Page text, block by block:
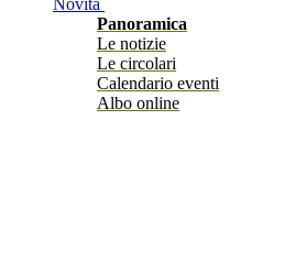
Novità
Panoramica
Le notizie
Le circolari
Calendario eventi
Albo online